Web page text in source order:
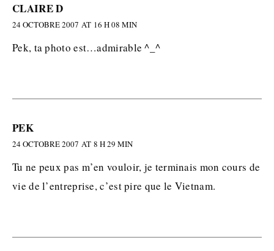
CLAIRE D
24 OCTOBRE 2007 AT 16 H 08 MIN
Pek, ta photo est…admirable ^_^
PEK
24 OCTOBRE 2007 AT 8 H 29 MIN
Tu ne peux pas m’en vouloir, je terminais mon cours de
vie de l’entreprise, c’est pire que le Vietnam.